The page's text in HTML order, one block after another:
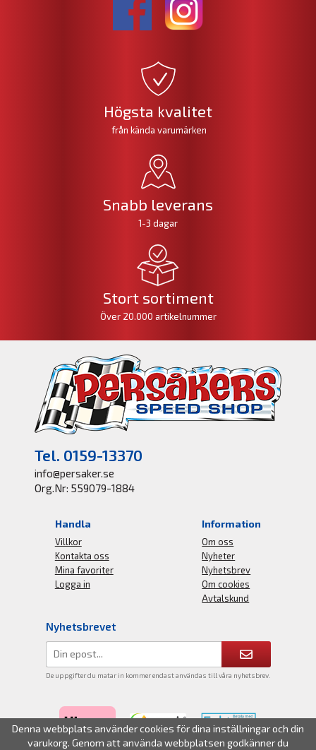
Högsta kvalitet
från kända varumärken
Snabb leverans
1-3 dagar
Stort sortiment
Över 20.000 artikelnummer
Tel. 0159-13370
info@persaker.se
Org.Nr: 559079-1884
Handla
Villkor
Kontakta oss
Mina favoriter
Logga in
Information
Om oss
Nyheter
Nyhetsbrev
Om cookies
Avtalskund
Nyhetsbrevet
De uppgifter du matar in kommer endast användas till våra nyhetsbrev.
Denna webbplats använder cookies för dina inställningar och din
varukorg. Genom att använda webbplatsen godkänner du